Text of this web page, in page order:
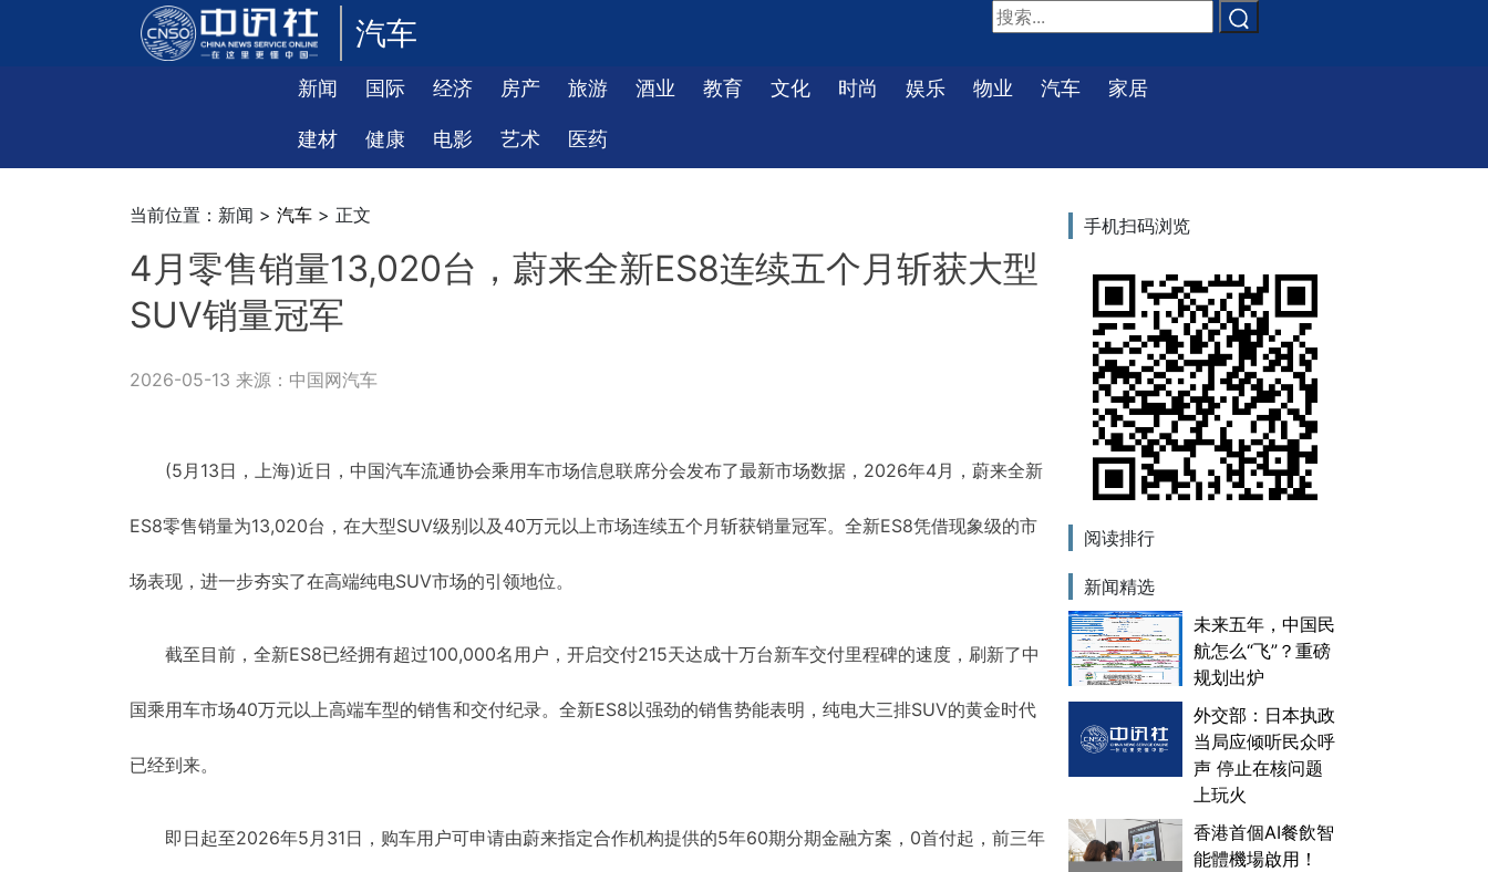
汽车
新闻 国际 经济 房产 旅游 酒业 教育 文化 时尚 娱乐 物业 汽车 家居
建材 健康 电影 艺术 医药
当前位置：新闻 > 汽车 > 正文
4月零售销量13,020台，蔚来全新ES8连续五个月斩获大型
SUV销量冠军
2026-05-13 来源：中国网汽车
(5月13日，上海)近日，中国汽车流通协会乘用车市场信息联席分会发布了最新市场数据，2026年4月，蔚来全新
ES8零售销量为13,020台，在大型SUV级别以及40万元以上市场连续五个月斩获销量冠军。全新ES8凭借现象级的市
场表现，进一步夯实了在高端纯电SUV市场的引领地位。
截至目前，全新ES8已经拥有超过100,000名用户，开启交付215天达成十万台新车交付里程碑的速度，刷新了中
国乘用车市场40万元以上高端车型的销售和交付纪录。全新ES8以强劲的销售势能表明，纯电大三排SUV的黄金时代
已经到来。
即日起至2026年5月31日，购车用户可申请由蔚来指定合作机构提供的5年60期分期金融方案，0首付起，前三年
手机扫码浏览
阅读排行
新闻精选
未来五年，中国民
航怎么“飞”？重磅
规划出炉
外交部：日本执政
当局应倾听民众呼
声 停止在核问题
上玩火
香港首個AI餐飲智
能體機場啟用！